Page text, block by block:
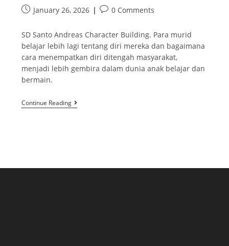
January 26, 2026 0 Comments
SD Santo Andreas Character Building. Para murid
belajar lebih lagi tentang diri mereka dan bagaimana
cara menempatkan diri ditengah masyarakat,
menjadi lebih gembira dalam dunia anak belajar dan
bermain.
Continue Reading